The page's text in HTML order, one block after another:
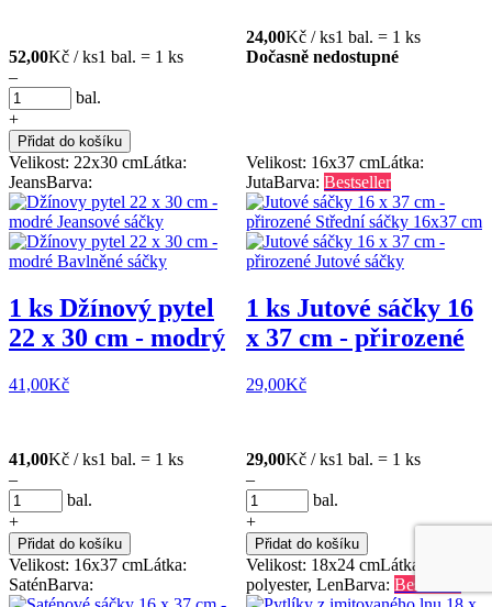
52,00Kč / ks1 bal. = 1 ks
–
bal.
+
Přidat do košíku
24,00Kč / ks1 bal. = 1 ks
Dočasně nedostupné
Velikost: 22x30 cmLátka:
JeansBarva:
1 ks Džínový pytel
22 x 30 cm - modrý
41,00Kč
41,00Kč / ks1 bal. = 1 ks
–
bal.
+
Přidat do košíku
Velikost: 16x37 cmLátka:
JutaBarva: Bestseller
1 ks Jutové sáčky 16
x 37 cm - přirozené
29,00Kč
29,00Kč / ks1 bal. = 1 ks
–
bal.
+
Přidat do košíku
Velikost: 16x37 cmLátka:
SaténBarva:
Velikost: 18x24 cmLátka: Bavlna,
polyester, LenBarva: Bestseller